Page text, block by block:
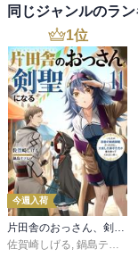
同じジャンルのラ
1位
今週入荷
片田舎のおっさん、剣聖になる 11 ～ただの田舎の剣術師範だったのに、大成した弟子たちが俺を放ってくれない件～
佐賀崎しげる, 鍋島テツヒロ